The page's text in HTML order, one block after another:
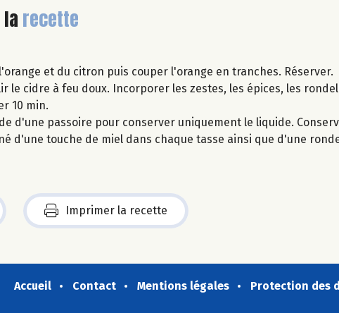
recette
et du citron puis couper l'orange en tranches. Réserver.
le cidre à feu doux. Incorporer les zestes, les épices, les
10 min.
d'une passoire pour conserver uniquement le liquide.
d'une touche de miel dans chaque tasse ainsi que d'une
Imprimer la recette
Accueil Contact Mentions légales Protection des